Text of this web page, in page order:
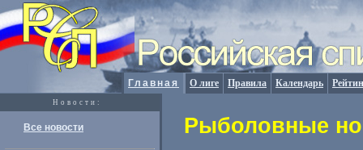
Главная О лиге Правила Календарь
Новости:
Все новости Рыболовные